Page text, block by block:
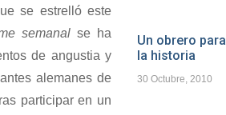
se estrelló este
semanal se ha
de angustia y
alemanes de
participar en un
Un obrero para
la historia
30 Octubre, 2010